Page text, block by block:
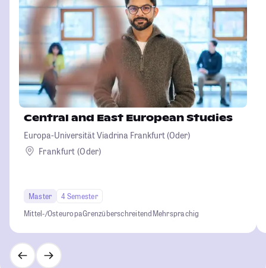
Central and East European Studies
Europa-Universität Viadrina Frankfurt (Oder)
Frankfurt (Oder)
Master
4 Semester
Mittel-/OsteuropaGrenzüberschreitendMehrsprachig